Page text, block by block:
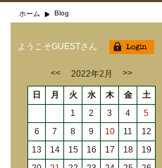
ホーム Blog
ようこそGUESTさん
<< 2022年2月 >>
日 月 火 水 木 金
土
1
2 3 4
5
6
7 8 9 10 11
12
13
14 15 16 17 18
19